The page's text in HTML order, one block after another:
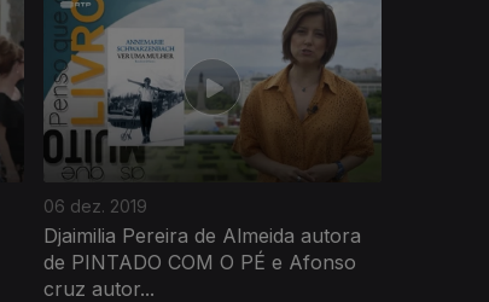
06 dez. 2019
Djaimilia Pereira de Almeida autora
de PINTADO COM O PÉ e Afonso
cruz autor...